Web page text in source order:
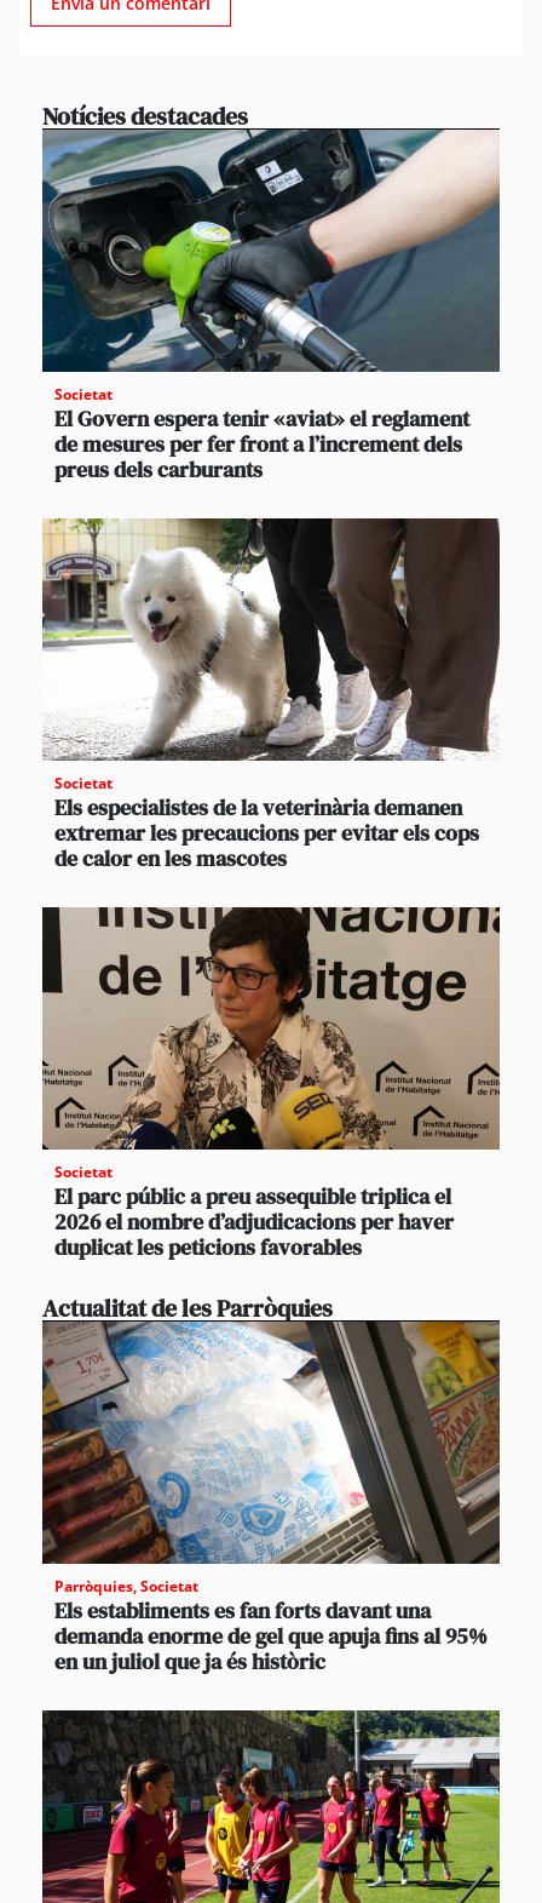
Notícies destacades
Societat
El Govern espera tenir «aviat» el reglament
de mesures per fer front a l’increment dels
preus dels carburants
Societat
Els especialistes de la veterinària demanen
extremar les precaucions per evitar els cops
de calor en les mascotes
Societat
El parc públic a preu assequible triplica el
2026 el nombre d’adjudicacions per haver
duplicat les peticions favorables
Actualitat de les Parròquies
Parròquies,Societat
Els establiments es fan forts davant una
demanda enorme de gel que apuja fins al 95%
en un juliol que ja és històric